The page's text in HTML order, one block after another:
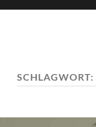
SCHLAGWORT: